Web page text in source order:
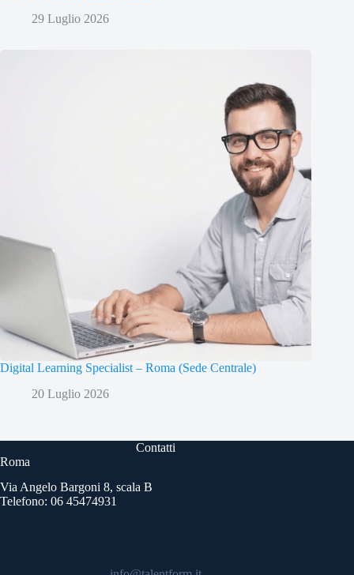
29 Luglio 2026
Digital Learning Specialist – Roma (Sede Centrale)
20 Luglio 2026
Contatti
Roma
Via Angelo Bargoni 8, scala B
Telefono: 06 45474931